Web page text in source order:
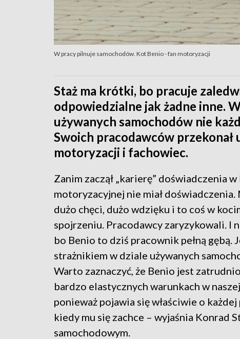
W pracy pilnuje samochodów. Kot Benio - fan motoryzacji
Staż ma krótki, bo pracuje
odpowiedzialne jak żadne inne.
używanych samochodów nie
Swoich pracodawców
motoryzacji i fachowiec.
Zanim zaczął „karierę” doświadczenia
motoryzacyjnej nie miał doświadczenia.
dużo chęci, dużo wdzięku i to coś w
spojrzeniu. Pracodawcy zaryzykowali. I
bo Benio to dziś pracownik pełną gębą.
strażnikiem w dziale używanych
Warto zaznaczyć, że Benio jest
bardzo elastycznych warunkach w
ponieważ pojawia się właściwie o każdej
kiedy mu się zachce – wyjaśnia Konrad
samochodowym.